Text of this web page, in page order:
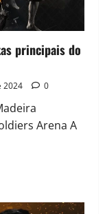
principais do
2024 0
Arena A